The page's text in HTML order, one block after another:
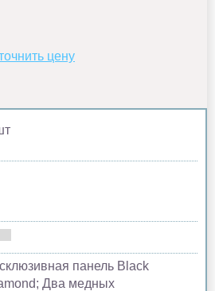
цену
панель Black
Два медных